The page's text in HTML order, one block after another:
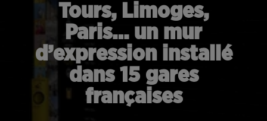
Tours, Limoges,
Paris… un mur
d’expression installé
dans 15 gares
françaises